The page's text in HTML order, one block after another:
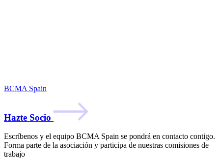
BCMA Spain
Hazte Socio
Escríbenos y el equipo BCMA Spain se pondrá en contacto contigo.
Forma parte de la asociación y participa de nuestras comisiones de
trabajo